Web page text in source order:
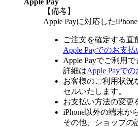
Apple Pay
【備考】
Apple Payに対応した
ご注文を確定する直
Apple Payでのお支
Apple Payでご利用
詳細はApple Payで
お客様のご利用状況
セルいたします。
お支払い方法の変更
iPhone以外の端末か
その他、ショップの